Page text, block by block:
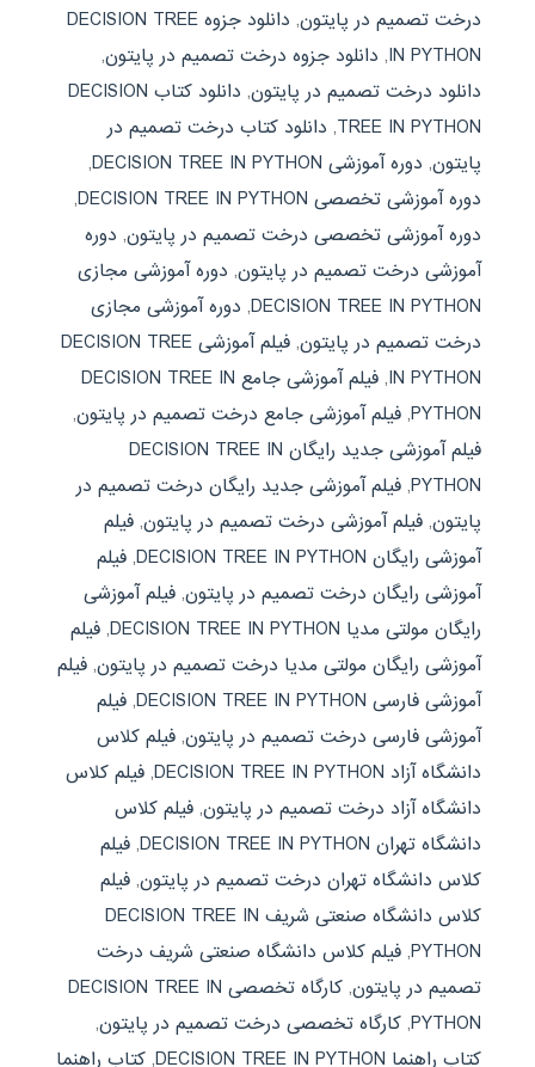
درخت تصمیم در پایتون,
دانلود جزوه DECISION TREE
IN PYTHON
, دانلود جزوه درخت تصمیم در پایتون,
دانلود درخت تصمیم در پایتون,
دانلود کتاب DECISION
TREE IN PYTHON
, دانلود کتاب درخت تصمیم در
پایتون, دوره آموزشی DECISION TREE IN PYTHON
,
دوره آموزشی تخصصی DECISION TREE IN PYTHON
,
دوره آموزشی تخصصی درخت تصمیم در پایتون, دوره
آموزشی درخت تصمیم در پایتون, دوره آموزشی مجازی
DECISION TREE IN PYTHON
, دوره آموزشی مجازی
درخت تصمیم در پایتون,
فیلم آموزشی DECISION TREE
IN PYTHON
,
فیلم آموزشی جامع DECISION TREE IN
PYTHON
, فیلم آموزشی جامع درخت تصمیم در پایتون,
فیلم آموزشی جدید رایگان DECISION TREE IN
PYTHON
, فیلم آموزشی جدید رایگان درخت تصمیم در
پایتون, فیلم آموزشی درخت تصمیم در پایتون, فیلم
آموزشی رایگان DECISION TREE IN PYTHON
, فیلم
آموزشی رایگان درخت تصمیم در پایتون, فیلم آموزشی
رایگان مولتی مدیا DECISION TREE IN PYTHON
, فیلم
آموزشی رایگان مولتی مدیا درخت تصمیم در پایتون, فیلم
آموزشی فارسی DECISION TREE IN PYTHON
, فیلم
آموزشی فارسی درخت تصمیم در پایتون, فیلم کلاس
دانشگاه آزاد DECISION TREE IN PYTHON
, فیلم کلاس
دانشگاه آزاد درخت تصمیم در پایتون, فیلم کلاس
دانشگاه تهران DECISION TREE IN PYTHON
, فیلم
کلاس دانشگاه تهران درخت تصمیم در پایتون, فیلم
کلاس دانشگاه صنعتی شریف DECISION TREE IN
PYTHON
, فیلم کلاس دانشگاه صنعتی شریف درخت
تصمیم در پایتون,
کارگاه تخصصی DECISION TREE IN
PYTHON
, کارگاه تخصصی درخت تصمیم در پایتون,
کتاب راهنما DECISION TREE IN PYTHON
, کتاب راهنما